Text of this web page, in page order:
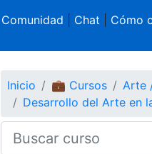
Comunidad Chat Cómo
Inicio 💼 Cursos Arte
Desarrollo del Arte en